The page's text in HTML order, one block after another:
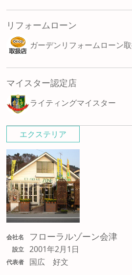
エクステリア
会社名 フローラルゾーン会津
設立 2001年2月1日
代表者 国広 好文
リフォームローン
ガーデンリフォームローン
マイスター認定店
ライティングマイスター